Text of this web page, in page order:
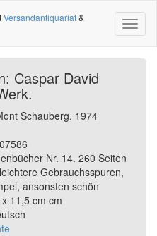
Versandantiquariat&
Caspar David
Schauberg. 1974
Nr. 14. 260 Seiten
Gebrauchsspuren,
ansonsten schön
11,5 cm cm